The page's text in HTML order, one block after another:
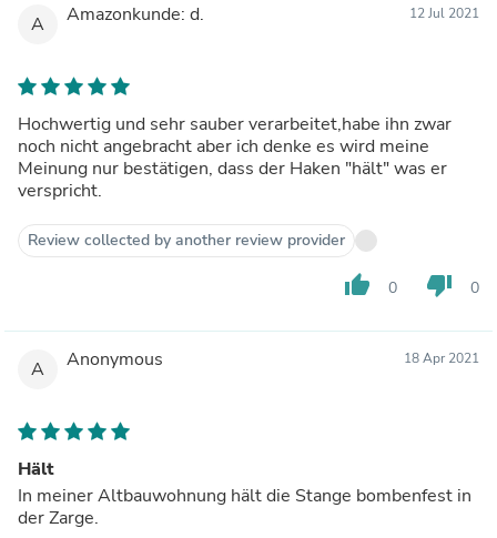
A Amazonkunde: d. 12 Jul 2021
Hochwertig und sehr sauber verarbeitet,habe ihn zwar
noch nicht angebracht aber ich denke es wird meine
Meinung nur bestätigen, dass der Haken "hält" was er
verspricht.
Review collected by another review provider
thumb_up 0 thumb_down 0
A Anonymous 18 Apr 2021
Hält
In meiner Altbauwohnung hält die Stange bombenfest in
der Zarge.